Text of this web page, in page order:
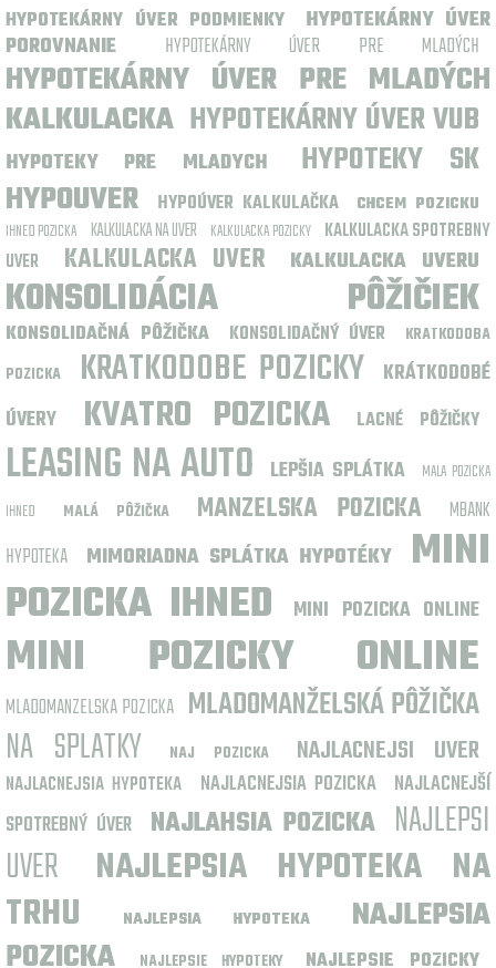
HYPOTEKÁRNY ÚVER PODMIENKY
HYPOTEKÁRNY ÚVER
POROVNANIE
HYPOTEKÁRNY ÚVER PRE MLADÝCH
HYPOTEKÁRNY ÚVER PRE MLADÝCH
KALKULACKA HYPOTEKÁRNY ÚVER VUB
HYPOTEKY PRE MLADYCH
HYPOTEKY SK
HYPOUVER
HYPOÚVER KALKULAČKA
CHCEM POZICKU
IHNED POZICKA
KALKULACKA NA UVER KALKULACKA POZICKY KALKULACKA SPOTREBNY
UVER
KALKULACKA UVER KALKULACKA UVERU
KONSOLIDÁCIA PÔŽIČIEK
KONSOLIDAČNÁ PÔŽIČKA KONSOLIDAČNÝ ÚVER
KRATKODOBA
POZICKA
KRATKODOBE POZICKY
KRÁTKODOBÉ
ÚVERY
KVATRO POZICKA LACNÉ PÔŽIČKY
LEASING NA AUTO LEPŠIA SPLÁTKA
MALA POZICKA
IHNED
MALÁ PÔŽIČKA MANZELSKA POZICKA
MBANK
HYPOTEKA
MIMORIADNA SPLÁTKA HYPOTÉKY
MINI
POZICKA IHNED
MINI POZICKA ONLINE
MINI POZICKY ONLINE
MLADOMANZELSKA POZICKA MLADOMANŽELSKÁ PÔŽIČKA
NA SPLATKY NAJ POZICKA NAJLACNEJSI UVER
NAJLACNEJSIA HYPOTEKA NAJLACNEJSIA POZICKA NAJLACNEJŠÍ
SPOTREBNÝ ÚVER
NAJLAHSIA POZICKA NAJLEPSI
UVER
NAJLEPSIA HYPOTEKA NA
TRHU
NAJLEPSIA HYPOTEKA
NAJLEPSIA
POZICKA
NAJLEPSIE HYPOTEKY NAJLEPSIE POZICKY